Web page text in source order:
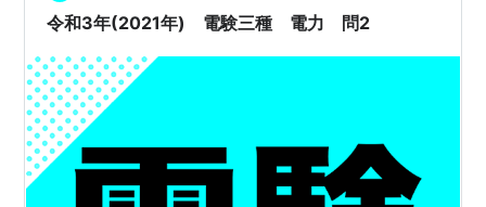
くるから、ますま…
令和3年(2021年) 電験三種 電力 問2